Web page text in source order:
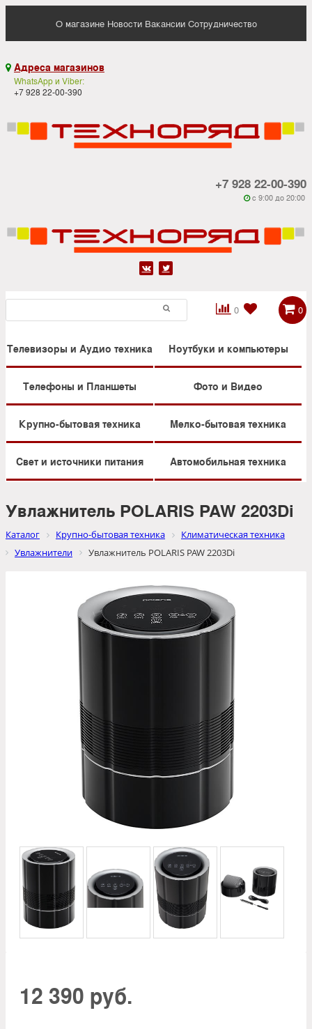
О магазине Новости Вакансии Сотрудничество
 Адреса магазинов
WhatsApp и Viber:
+7 928 22-00-390
+7 928 22-00-390
 c 9:00 до 20:00
 
0

 0
Телевизоры и Аудио техника Ноутбуки и компьютеры
Телефоны и Планшеты Фото и Видео
Крупно-бытовая техника Мелко-бытовая техника
Свет и источники питания Автомобильная техника
Увлажнитель POLARIS PAW 2203Di
Каталог Крупно-бытовая техника
Климатическая техника
Увлажнители
Увлажнитель POLARIS PAW 2203Di
12 390 руб.